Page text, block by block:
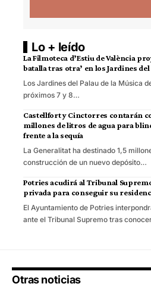
Lo + leído
La Filmoteca d’Estiu de València
batalla tras otra’ en los Jardines del
Los Jardines del Palau de la Música
próximos 7 y 8…
Castellfort y Cinctorres contarán
millones de litros de agua para
frente a la sequía
La Generalitat ha destinado 1,5
construcción de un nuevo depósito…
Potries acudirá al Tribunal
privada para conseguir su
El Ayuntamiento de Potries
ante el Tribunal Supremo tras
Otras noticias